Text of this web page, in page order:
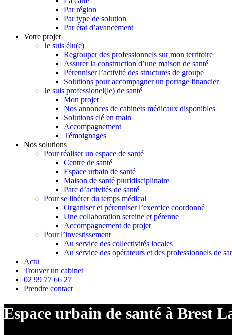
Par région
Par type de solution
Par état d’avancement
Votre projet
Je suis élu(e)
Regrouper des professionnels sur mon territoire
Assurer la construction d’une maison de santé
Pérenniser l’activité des structures de groupe
Solutions pour accompagner un portage financier
Je suis professionel(le) de santé
Mon projet
Nos annonces de cabinets médicaux disponibles
Solutions clé en main
Accompagnement
Témoignages
Nos solutions
Pour réaliser un espace de santé
Centre de santé
Espace urbain de santé
Maison de santé pluridisciplinaire
Parc d’activités de santé
Pour se libérer du temps médical
Organiser et pérenniser l’exercice coordonné
Une collaboration sereine et pérenne
Accompagnement de projet
Pour l’investissement
Au service des collectivités locales
Au service des opérateurs et des professionnels de
Actu
Trouver un cabinet
02 99 77 66 27
Prendre contact
Espace urbain de santé à Brest